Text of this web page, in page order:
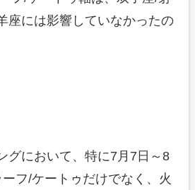
座には影響していなかったの
グにおいて、特に7月7日～8
フ/ケートゥだけでなく、火